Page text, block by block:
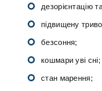
дезорієнтацію
підвищену
безсоння;
кошмари уві сні;
стан марення;